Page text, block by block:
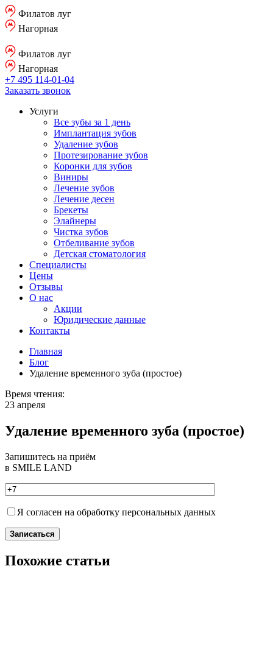
Филатов луг
Нагорная
Филатов луг
Нагорная
+7 495 114-01-04
Заказать звонок
Услуги
Все зубы за 1 день
Имплантация зубов
Удаление зубов
Протезирование зубов
Коронки для зубов
Виниры
Лечение зубов
Лечение десен
Брекеты
Элайнеры
Чистка зубов
Отбеливание зубов
Детская стоматология
Специалисты
Цены
Отзывы
О нас
Акции
Юридические данные
Контакты
Главная
Блог
Удаление временного зуба (простое)
Время чтения:
23 апреля
Удаление временного зуба (простое)
Запишитесь на приём
в SMILE LAND
Я согласен на обработку персональных данных
Записаться
Похожие статьи